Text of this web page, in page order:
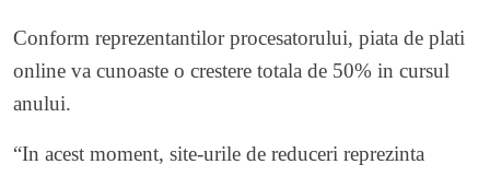
Conform reprezentantilor procesatorului, piata de plati
online va cunoaste o crestere totala de 50% in cursul
anului.
“In acest moment, site-urile de reduceri reprezinta